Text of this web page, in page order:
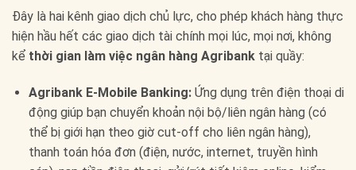
Đây là hai kênh giao dịch chủ lực, cho phép khách hàng thực
hiện hầu hết các giao dịch tài chính mọi lúc, mọi nơi, không
kể thời gian làm việc ngân hàng Agribank tại quầy:
Agribank E-Mobile Banking:Ứng dụng trên điện thoại di
động giúp bạn chuyển khoản nội bộ/liên ngân hàng (có
thể bị giới hạn theo giờ cut-off cho liên ngân hàng),
thanh toán hóa đơn (điện, nước, internet, truyền hình